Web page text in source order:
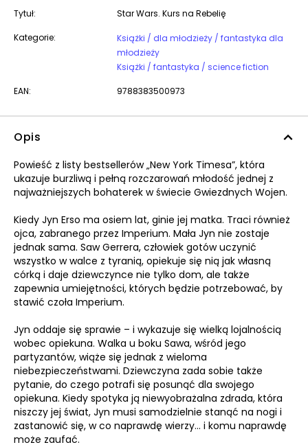
Tytuł: Star Wars. Kurs na Rebelię
Kategorie:
Książki / dla młodzieży / fantastyka dla
młodzieży
Książki / fantastyka / science fiction
EAN: 9788383500973
Opis
Powieść z listy bestsellerów „New York Timesa”, która
ukazuje burzliwą i pełną rozczarowań młodość jednej z
najważniejszych bohaterek w świecie Gwiezdnych Wojen.
Kiedy Jyn Erso ma osiem lat, ginie jej matka. Traci również
ojca, zabranego przez Imperium. Mała Jyn nie zostaje
jednak sama. Saw Gerrera, człowiek gotów uczynić
wszystko w walce z tyranią, opiekuje się nią jak własną
córką i daje dziewczynce nie tylko dom, ale także
zapewnia umiejętności, których będzie potrzebować, by
stawić czoła Imperium.
Jyn oddaje się sprawie – i wykazuje się wielką lojalnością
wobec opiekuna. Walka u boku Sawa, wśród jego
partyzantów, wiąże się jednak z wieloma
niebezpieczeństwami. Dziewczyna zada sobie także
pytanie, do czego potrafi się posunąć dla swojego
opiekuna. Kiedy spotyka ją niewyobrażalna zdrada, która
niszczy jej świat, Jyn musi samodzielnie stanąć na nogi i
zastanowić się, w co naprawdę wierzy… i komu naprawdę
może zaufać.